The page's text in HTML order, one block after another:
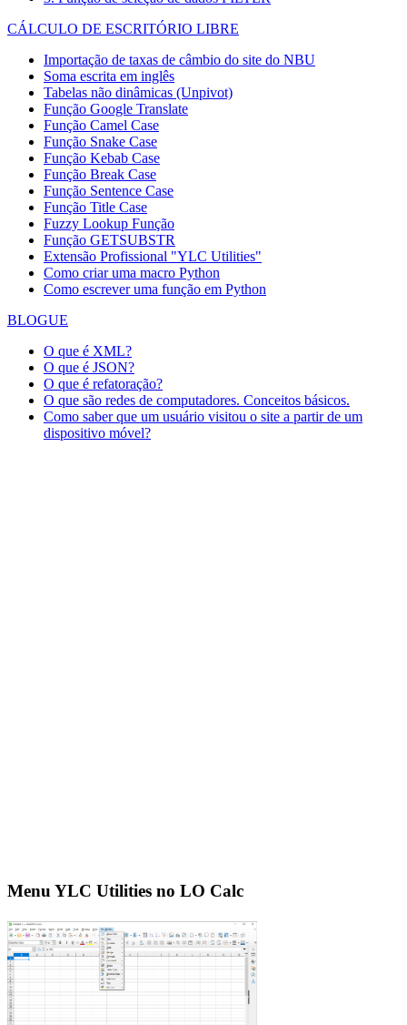
CÁLCULO DE ESCRITÓRIO LIBRE
Importação de taxas de câmbio do site do NBU
Soma escrita em inglês
Tabelas não dinâmicas (Unpivot)
Função Google Translate
Função Camel Case
Função Snake Case
Função Kebab Case
Função Break Case
Função Sentence Case
Função Title Case
Fuzzy Lookup Função
Função GETSUBSTR
Extensão Profissional "YLC Utilities"
Como criar uma macro Python
Como escrever uma função em Python
BLOGUE
O que é XML?
O que é JSON?
O que é refatoração?
O que são redes de computadores. Conceitos básicos.
Como saber que um usuário visitou o site a partir de um
dispositivo móvel?
Menu YLC Utilities no LO Calc